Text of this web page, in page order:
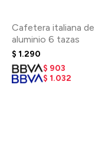
Cafetera italiana de
aluminio 6 tazas
$ 1.290
$ 903
$ 1.032